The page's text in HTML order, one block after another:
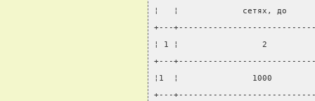
¦   ¦             сетях, до
+---
¦ 1 ¦                 2
+---
¦1  ¦               1000
+---